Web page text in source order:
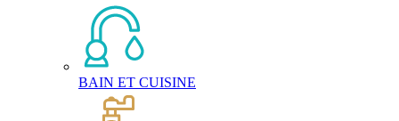
BAIN ET CUISINE